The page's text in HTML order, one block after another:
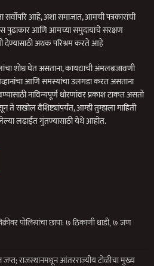
सर्वोपरि आहे, अशा समाजात, आमची पत्रकारांची
पुढाकार आणि आमच्या समुदायांचे संरक्षण
देण्यासाठी अथक परिश्रम करते आहे
शोध घेत असताना, कायद्याची अंमलबजावणी
आणि समस्यांचा उलगडा करत असताना
नाविन्यपूर्ण धोरणांवर प्रकाश टाकत असतो
ते सखोल वैशिष्ट्यांपर्यंत, आम्ही तुम्हाला माहिती
लढाईत गुंतण्यासाठी येथे आहोत.
पोलिसांचा छापा: ७ ठिकाणी धाडी, ७ जण
जप्त; राजस्थानमधून आंतरराज्यीय टोळीचा मुख्य